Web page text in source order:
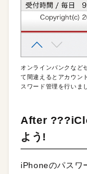
オンラインバンクなど
て間違えるとアカウン
スワード管理を行いま
After
よう!
iPhoneのパスワ